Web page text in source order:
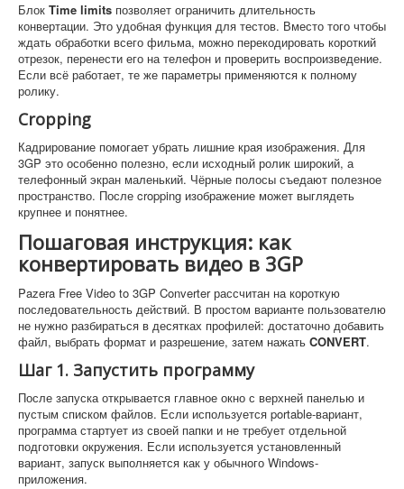
Блок Time limits позволяет ограничить длительность
конвертации. Это удобная функция для тестов. Вместо того чтобы
ждать обработки всего фильма, можно перекодировать короткий
отрезок, перенести его на телефон и проверить воспроизведение.
Если всё работает, те же параметры применяются к полному
ролику.
Cropping
Кадрирование помогает убрать лишние края изображения. Для
3GP это особенно полезно, если исходный ролик широкий, а
телефонный экран маленький. Чёрные полосы съедают полезное
пространство. После cropping изображение может выглядеть
крупнее и понятнее.
Пошаговая инструкция: как
конвертировать видео в 3GP
Pazera Free Video to 3GP Converter рассчитан на короткую
последовательность действий. В простом варианте пользователю
не нужно разбираться в десятках профилей: достаточно добавить
файл, выбрать формат и разрешение, затем нажать CONVERT.
Шаг 1. Запустить программу
После запуска открывается главное окно с верхней панелью и
пустым списком файлов. Если используется portable-вариант,
программа стартует из своей папки и не требует отдельной
подготовки окружения. Если используется установленный
вариант, запуск выполняется как у обычного Windows-
приложения.